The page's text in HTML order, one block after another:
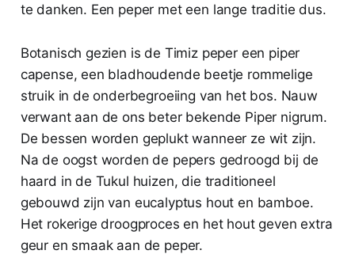
te danken. Een peper met een lange traditie dus.
Botanisch gezien is de Timiz peper een piper
capense, een bladhoudende beetje rommelige
struik in de onderbegroeiing van het bos. Nauw
verwant aan de ons beter bekende Piper nigrum.
De bessen worden geplukt wanneer ze wit zijn.
Na de oogst worden de pepers gedroogd bij de
haard in de Tukul huizen, die traditioneel
gebouwd zijn van eucalyptus hout en bamboe.
Het rokerige droogproces en het hout geven extra
geur en smaak aan de peper.